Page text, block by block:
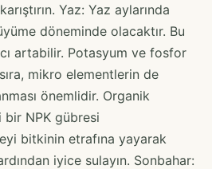
Yaz: Yaz aylarında
döneminde olacaktır. Bu
artabilir. Potasyum ve fosfor
mikro elementlerin de
önemlidir. Organik
NPK gübresi
bitkinin etrafına yayarak
iyice sulayın. Sonbahar: